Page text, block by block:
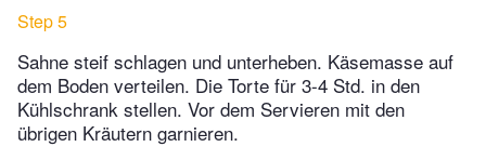
Step 5
Sahne steif schlagen und unterheben. Käsemasse auf
dem Boden verteilen. Die Torte für 3-4 Std. in den
Kühlschrank stellen. Vor dem Servieren mit den
übrigen Kräutern garnieren.